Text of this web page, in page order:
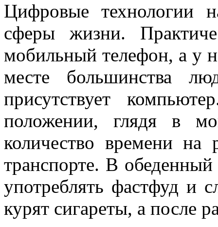
Цифровые технологии
сферы жизни.
мобильный телефон, а у
месте большинства
присутствует
положении, глядя в
количество времени на
транспорте. В
употреблять фастфуд и
курят сигареты, а после